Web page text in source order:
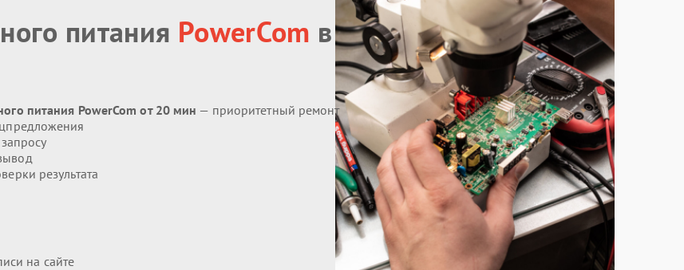
питания PowerCom в
питания PowerCom от 20 мин — приоритетный ремонт
результата
на сайте